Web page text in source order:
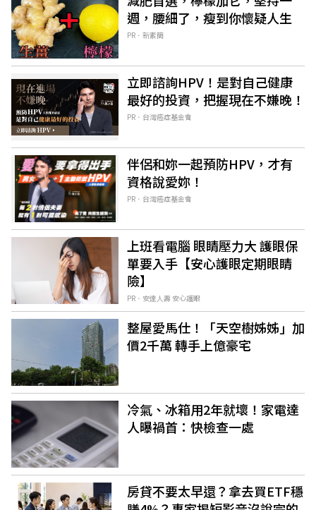
週，腰細了，瘦到你懷疑人生
PR．新素簡
立即諮詢HPV！是對自己健康
最好的投資，把握現在不嫌晚！
PR．台灣癌症基金會
伴侶和妳一起預防HPV，才有
資格說愛妳！
PR．台灣癌症基金會
上班看電腦 眼睛壓力大 護眼保
單要入手【安心護眼定期眼睛
險】
PR．安達人壽 安心護眼
整屋愛馬仕！「天空樹姊姊」加
價2千萬 轉手上億豪宅
冷氣、冰箱用2年就壞！家電達
人曝禍首：快檢查一處
房貸不要太早還？拿去買ETF穩